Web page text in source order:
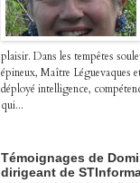
plaisir. Dans les tempêtes
épineux, Maître Léguevaques
déployé intelligence,
qui...
Témoignages de
dirigeant de